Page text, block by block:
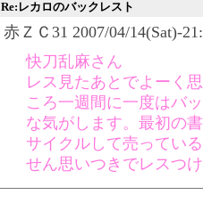
Re:レカロのバックレスト
赤ＺＣ31 2007/04/14(Sat)-
快刀乱麻さん
レス見たあとでよーく
ころ一週間に一度はバ
な気がします。最初の
サイクルして売ってい
せん思いつきでレスつ